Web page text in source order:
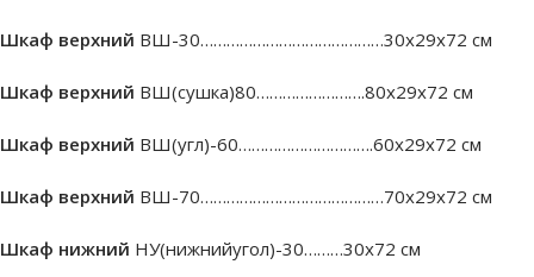
Шкаф верхний ВШ-30……………………………………30х29х72 см
Шкаф верхний ВШ(сушка)80…………………….80х29х72 см
Шкаф верхний ВШ(угл)-60………………………….60х29х72 см
Шкаф верхний ВШ-70……………………………………70х29х72 см
Шкаф нижний НУ(нижнийугол)-30………30х72 см